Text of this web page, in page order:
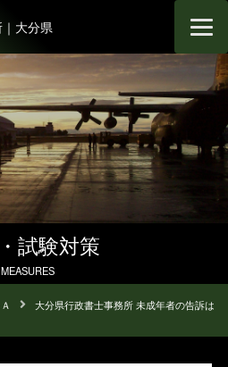
大分県
試験対策
MEASURES
大分県行政書士事務所 未成年者の告訴は